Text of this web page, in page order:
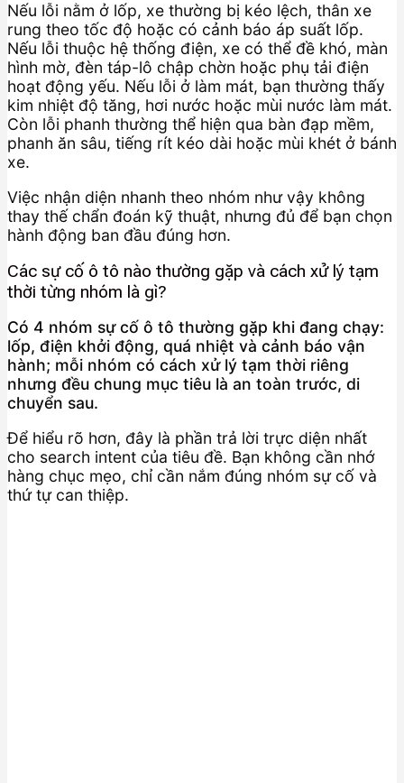
Nếu lỗi nằm ở lốp, xe thường bị kéo lệch, thân xe
rung theo tốc độ hoặc có cảnh báo áp suất lốp.
Nếu lỗi thuộc hệ thống điện, xe có thể đề khó, màn
hình mờ, đèn táp-lô chập chờn hoặc phụ tải điện
hoạt động yếu. Nếu lỗi ở làm mát, bạn thường thấy
kim nhiệt độ tăng, hơi nước hoặc mùi nước làm mát.
Còn lỗi phanh thường thể hiện qua bàn đạp mềm,
phanh ăn sâu, tiếng rít kéo dài hoặc mùi khét ở bánh
xe.
Việc nhận diện nhanh theo nhóm như vậy không
thay thế chẩn đoán kỹ thuật, nhưng đủ để bạn chọn
hành động ban đầu đúng hơn.
Các sự cố ô tô nào thường gặp và cách xử lý tạm
thời từng nhóm là gì?
Có 4 nhóm sự cố ô tô thường gặp khi đang chạy:
lốp, điện khởi động, quá nhiệt và cảnh báo vận
hành; mỗi nhóm có cách xử lý tạm thời riêng
nhưng đều chung mục tiêu là an toàn trước, di
chuyển sau.
Để hiểu rõ hơn, đây là phần trả lời trực diện nhất
cho search intent của tiêu đề. Bạn không cần nhớ
hàng chục mẹo, chỉ cần nắm đúng nhóm sự cố và
thứ tự can thiệp.